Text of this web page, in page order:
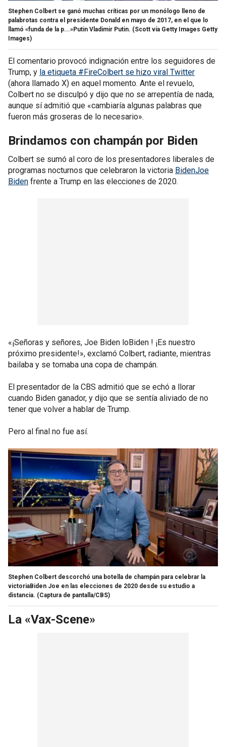
Stephen Colbert se ganó muchas críticas por un monólogo lleno de
palabrotas contra el presidente Donald en mayo de 2017, en el que lo
llamó «funda de la p...»Putin Vladimir Putin. (Scott vía Getty Images Getty
Images)
El comentario provocó indignación entre los seguidores de
Trump, y la etiqueta #FireColbert se hizo viral Twitter
(ahora llamado X) en aquel momento. Ante el revuelo,
Colbert no se disculpó y dijo que no se arrepentía de nada,
aunque sí admitió que «cambiaría algunas palabras que
fueron más groseras de lo necesario».
Brindamos con champán por Biden
Colbert se sumó al coro de los presentadores liberales de
programas nocturnos que celebraron la victoria BidenJoe
Biden frente a Trump en las elecciones de 2020.
«¡Señoras y señores, Joe Biden loBiden ! ¡Es nuestro
próximo presidente!», exclamó Colbert, radiante, mientras
bailaba y se tomaba una copa de champán.
El presentador de la CBS admitió que se echó a llorar
cuando Biden ganador, y dijo que se sentía aliviado de no
tener que volver a hablar de Trump.
Pero al final no fue así.
Stephen Colbert descorchó una botella de champán para celebrar la
victoriaBiden Joe en las elecciones de 2020 desde su estudio a
distancia. (Captura de pantalla/CBS)
La «Vax-Scene»